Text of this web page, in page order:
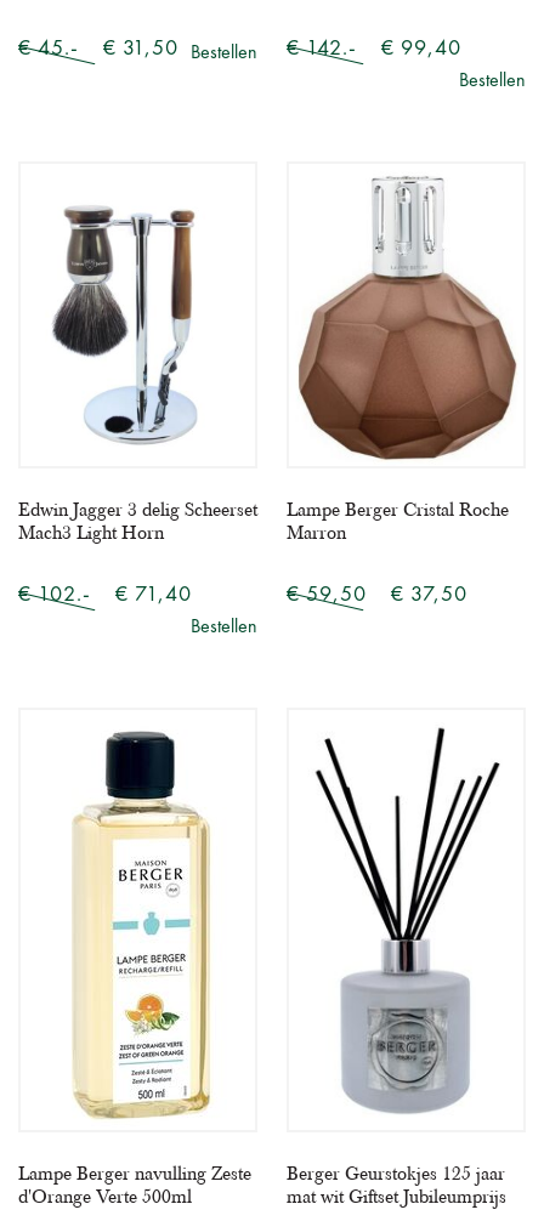
€ 45.- € 31,50 Bestellen € 142.- € 99,40
Bestellen
Edwin Jagger 3 delig Scheerset
Mach3 Light Horn
€ 102.- € 71,40
Bestellen
Lampe Berger Cristal Roche
Marron
€ 59,50 € 37,50
Lampe Berger navulling Zeste
d'Orange Verte 500ml
Berger Geurstokjes 125 jaar
mat wit Giftset Jubileumprijs